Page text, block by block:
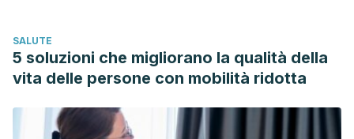
for the Prevention of Cardiovascular Events in Women. The
New England Journal of Medicine.
https://www.nejm.org/doi/full/10.1056/NEJMoa021067
Brian D. Johnston. 2018. Beneficios del ejercicio. Manual
Merck. https://www.merckmanuals.com/es-
SALUTE
5 soluzioni che migliorano la qualità della
vita delle persone con mobilità ridotta